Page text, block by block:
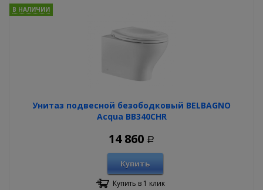
Унитаз подвесной безободковый BELBAGNO
Acqua BB340CHR
В НАЛИЧИИ
14 860 Р
Купить
Купить в 1 клик